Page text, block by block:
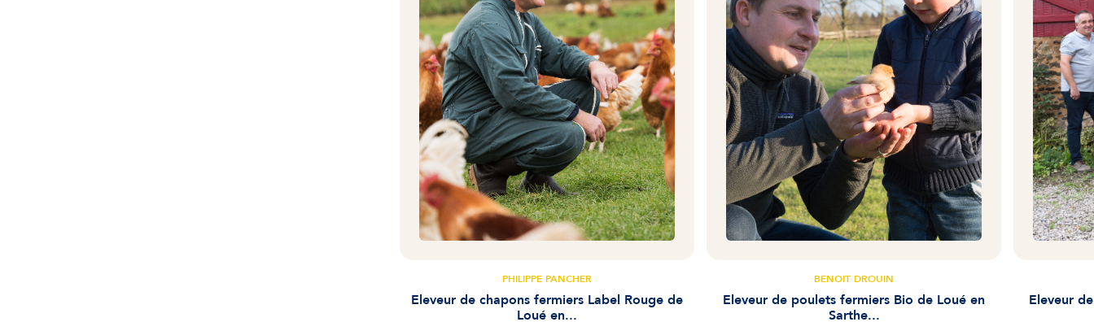
PHILIPPE PANCHER
Eleveur de chapons fermiers Label Rouge de
Loué en...
BENOIT DROUIN
Eleveur de poulets fermiers Bio de Loué en
Sarthe...
Eleveur